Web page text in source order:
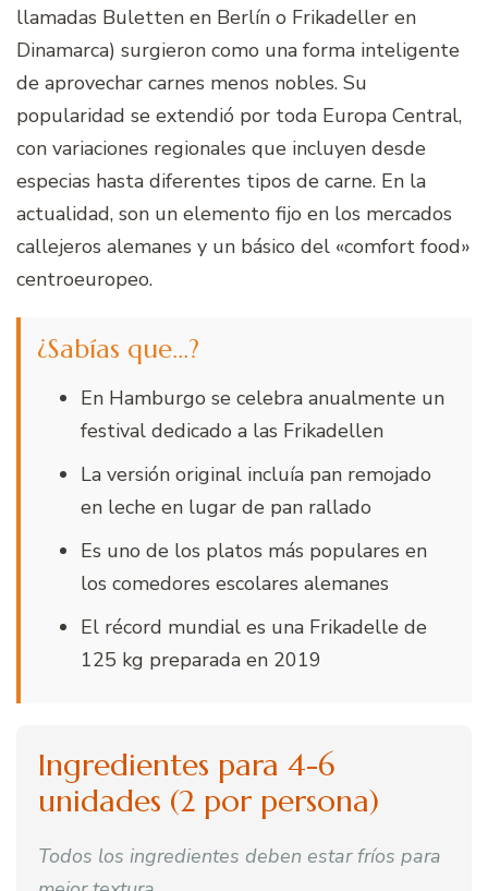
llamadas Buletten en Berlín o Frikadeller en
Dinamarca) surgieron como una forma inteligente
de aprovechar carnes menos nobles. Su
popularidad se extendió por toda Europa Central,
con variaciones regionales que incluyen desde
especias hasta diferentes tipos de carne. En la
actualidad, son un elemento fijo en los mercados
callejeros alemanes y un básico del «comfort food»
centroeuropeo.
¿Sabías que…?
En Hamburgo se celebra anualmente un
festival dedicado a las Frikadellen
La versión original incluía pan remojado
en leche en lugar de pan rallado
Es uno de los platos más populares en
los comedores escolares alemanes
El récord mundial es una Frikadelle de
125 kg preparada en 2019
Ingredientes para 4-6
unidades (2 por persona)
Todos los ingredientes deben estar fríos para